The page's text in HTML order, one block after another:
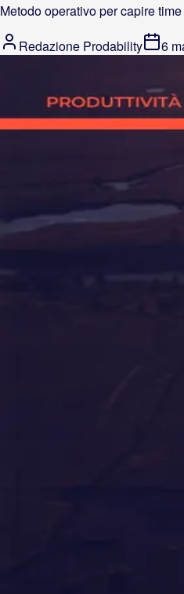
Metodo operativo per capire
Redazione Prodability
6